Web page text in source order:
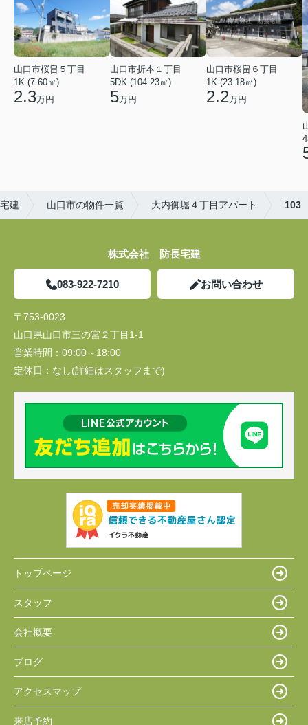
山口市桜畠５丁目
1K (7.60㎡)
2.3万円
山口市折本１丁目
5DK (104.23㎡)
5万円
山口市桜畠６丁目
1K (23.18㎡)
2.2万円
建 山口市の物件一覧 大内御堀４丁目アパート 103
株式会社 防長宅建
083-922-7210 お問い合わせ
〒753-0023
山口県山口市三の宮２丁目1-1
営業時間： 09:00～18:00
定休日： なし(詳細はスタッフまで)
トップページ
スタッフ
会社概要
ブログ
アクセスマップ
来店予約